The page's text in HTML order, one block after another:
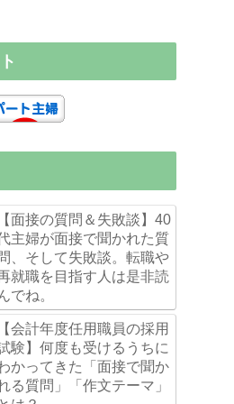
【面接の質問＆失敗談】40
主婦が面接で聞かれた質
、そして失敗談。転職や
就職を目指す人は是非読
でね。
【会計年度任用職員の採用
験】何度も受けるうちに
かってきた「面接で聞か
る質問」「作文テーマ」